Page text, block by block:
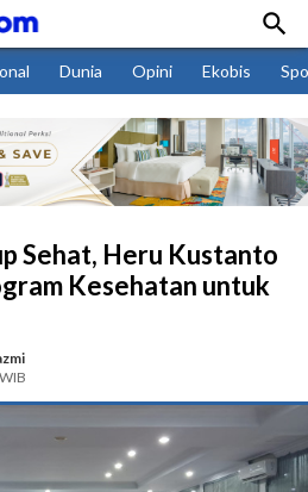

Dunia Opini Ekobis
Sehat, Heru Kustanto
Kesehatan untuk